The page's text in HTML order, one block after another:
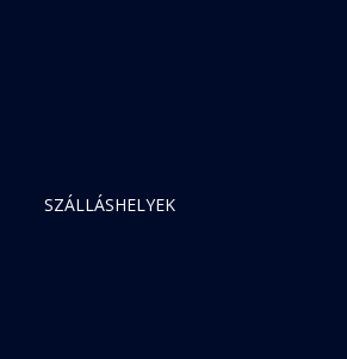
SZÁLLÁSHELYEK